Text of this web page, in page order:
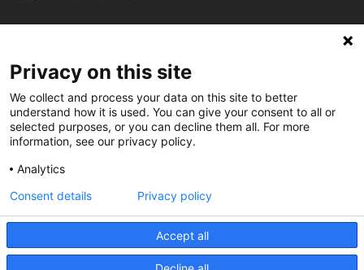
935 120 481
@CGTCatalunya
cgtcatalunya
Privacy on this site
We collect and process your data on this site to better
understand how it is used. You can give your consent to all or
selected purposes, or you can decline them all. For more
information, see our privacy policy.
Analytics
Accept all
Consent details Privacy policy